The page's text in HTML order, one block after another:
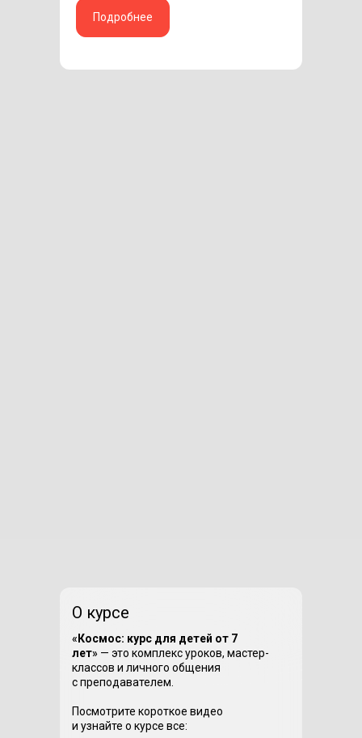
Подробнее
О курсе
« Космос: курс для детей от 7
лет» — это комплекс уроков, мастер-
классов и личного общения
с преподавателем.
Посмотрите короткое видео
и узнайте о курсе все: